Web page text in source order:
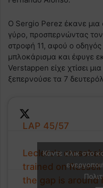
Ο Sergio Perez έκανε μια
γύρο, προσπερνώντας τον
στροφή 11, αφού ο
μπλοκάρισμα και έφυγε
Verstappen είχε χτίσει
ξεπερνούσε τα 7
LAP 45/57
Leclerc's
trained on Russell
the gap is around
Κάντε κλικ στο